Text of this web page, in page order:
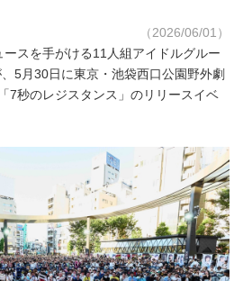
（2026/06/01）
スを手がける11人組アイドルグルー
5月30日に東京・池袋西口公園野外劇
7秒のレジスタンス」のリリースイベ